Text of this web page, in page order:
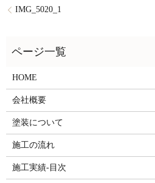
IMG_5020_1
HOME
会社概要
塗装について
施工の流れ
施工実績-目次